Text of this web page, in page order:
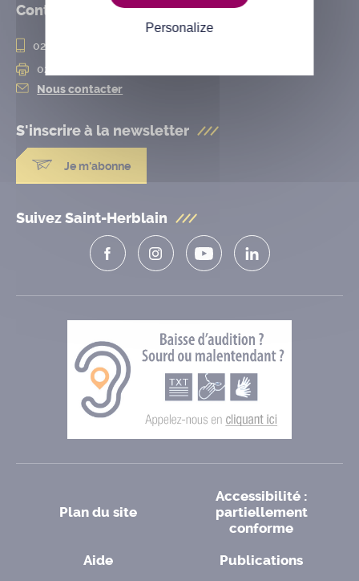
Contact
02 28 25 20 00
02 28 25 20 10
Nous contacter
S'inscrire à la newsletter
Je m'abonne
Suivez Saint-Herblain
Plan du site
Accessibilité :
partiellement
conforme
Aide
Publications
Personalize